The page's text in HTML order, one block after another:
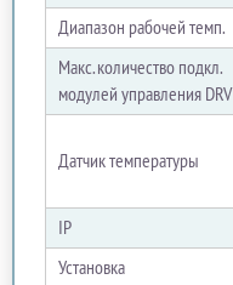
Диапазон рабочей темп.
Макс. количество подкл.
модулей управления DRV
Датчик температуры
IP
Установка